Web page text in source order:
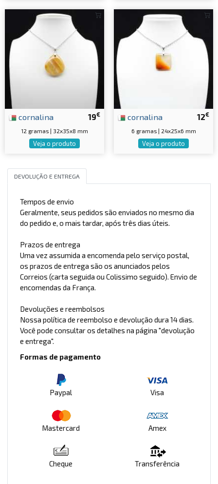
19€
cornalina
12 gramas | 32x35x8 mm
Veja o produto
12€
cornalina
6 gramas | 24x25x6 mm
Veja o produto
DEVOLUÇÃO E ENTREGA
Tempos de envio
Geralmente, seus pedidos são enviados no mesmo dia
do pedido e, o mais tardar, após três dias úteis.
Prazos de entrega
Uma vez assumida a encomenda pelo serviço postal,
os prazos de entrega são os anunciados pelos
Correios (carta seguida ou Colissimo seguido). Envio de
encomendas da França.
Devoluções e reembolsos
Nossa política de reembolso e devolução dura 14 dias.
Você pode consultar os detalhes na página "devolução
e entrega".
Formas de pagamento
Paypal Visa
Mastercard Amex
Cheque Transferência